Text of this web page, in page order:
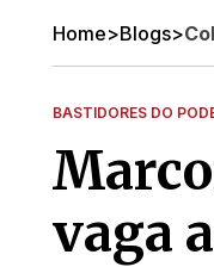
Home>Blogs>
BASTIDORES DO
vaga